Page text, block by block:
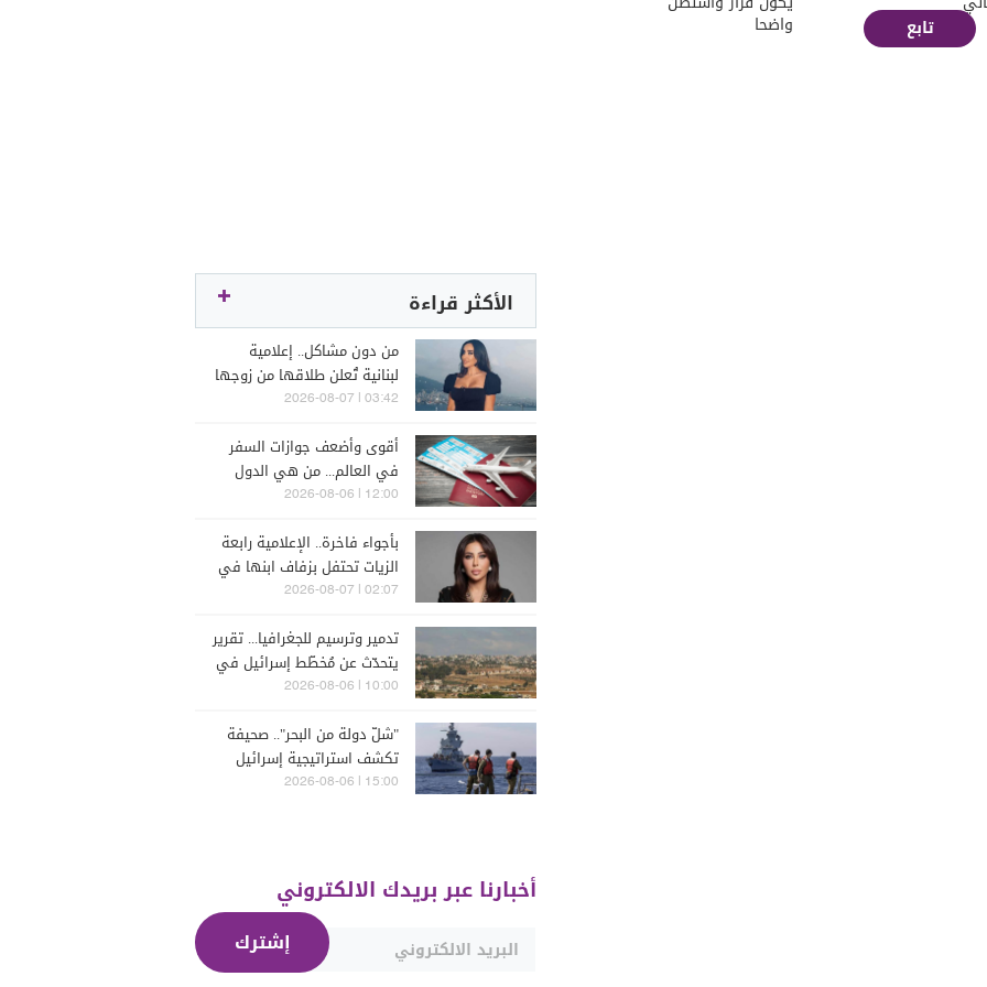
واضحا تابع
الأكثر قراءة
من دون مشاكل.. إعلامية
لبنانية تُعلن طلاقها من زوجها
رجل الأعمال
03:42 | 2026-08-07
أقوى وأضعف جوازات السفر
في العالم... من هي الدول
التي تصدّرت الترتيب؟
12:00 | 2026-08-06
بأجواء فاخرة.. الإعلامية رابعة
الزيات تحتفل بزفاف ابنها في
البترون (فيديو)
02:07 | 2026-08-07
تدمير وترسيم للجغرافيا... تقرير
يتحدّث عن مُخطّط إسرائيل في
جنوب لبنان
10:00 | 2026-08-06
"شلّ دولة من البحر".. صحيفة
تكشف استراتيجية إسرائيل
البحرية الجديدة في مواجهة
15:00 | 2026-08-06
أخبارنا عبر بريدك الالكتروني
إشترك